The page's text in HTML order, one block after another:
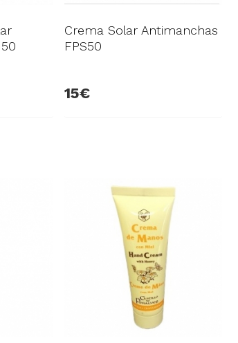
Crema Solar Antimanchas
FPS50
15